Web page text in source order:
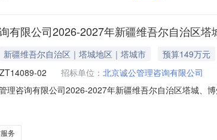
有限公司2026-2027年新疆维吾尔自治区
新疆维吾尔自治区｜塔城地区｜塔城市 预算149万元
02 招标单位： 北京诚公管理咨询有限公司
理咨询有限公司2026-2027年新疆维吾尔自治区塔城、
此公告。1.项目概况与采购内容1.1项目概况：【采购1
支
务